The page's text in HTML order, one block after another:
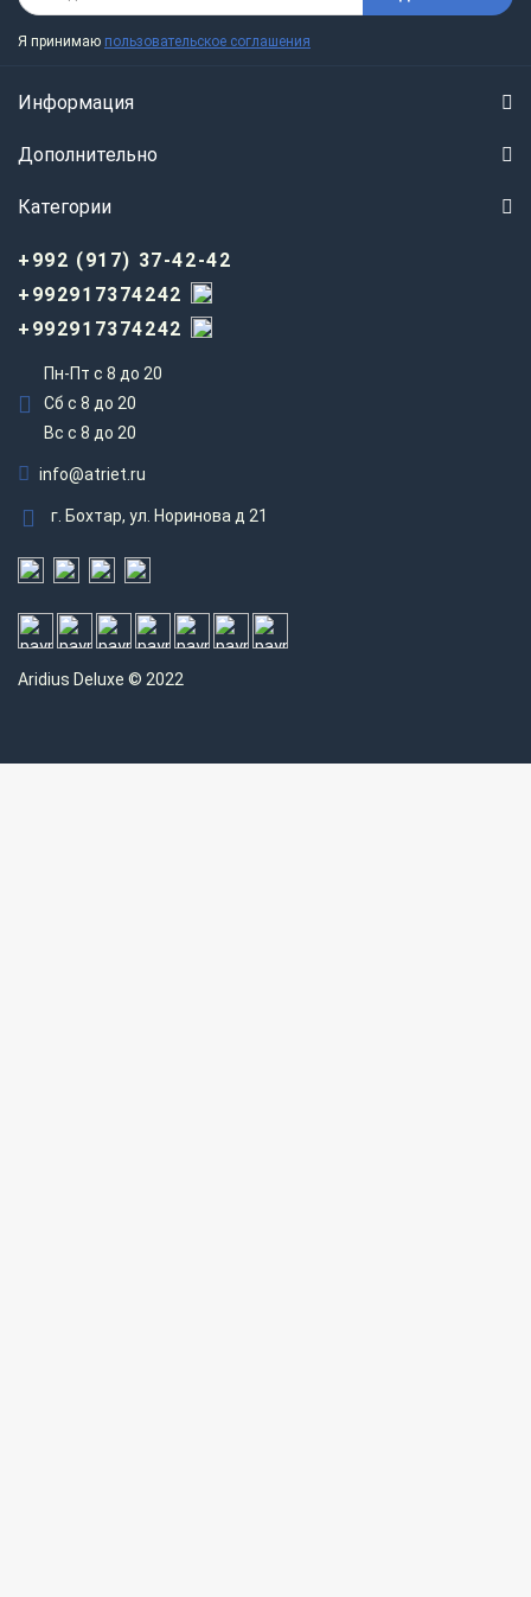
Я принимаю пользовательское соглашения
Информация
Дополнительно
Категории
+992 (917) 37-42-42
+992917374242
+992917374242
Пн-Пт с 8 до 20
Сб с 8 до 20
Вс c 8 до 20
info@atriet.ru
г. Бохтар, ул. Норинова д 21
Aridius Deluxe © 2022